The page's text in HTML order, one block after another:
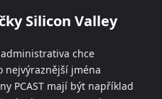
Silicon Valley
chce
jména
PCAST mají být například